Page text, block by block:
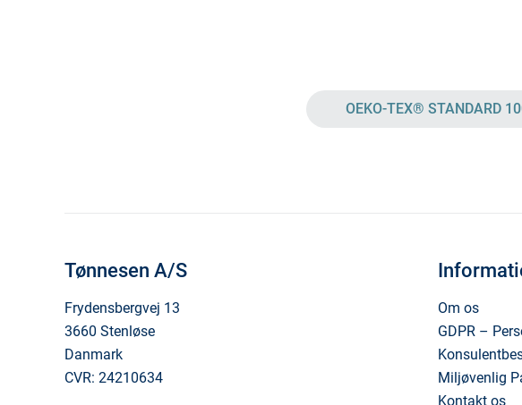
OEKO-TEX® STANDARD
Tønnesen A/S
Frydensbergvej 13
3660 Stenløse
Danmark
CVR: 24210634
Om os
GDPR –
Miljøvenlig
Kontakt os